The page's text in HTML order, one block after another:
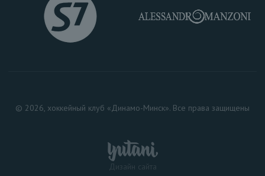
© 2026, хоккейный клуб «Динамо-Минск». Все права защищены
Дизайн сайта